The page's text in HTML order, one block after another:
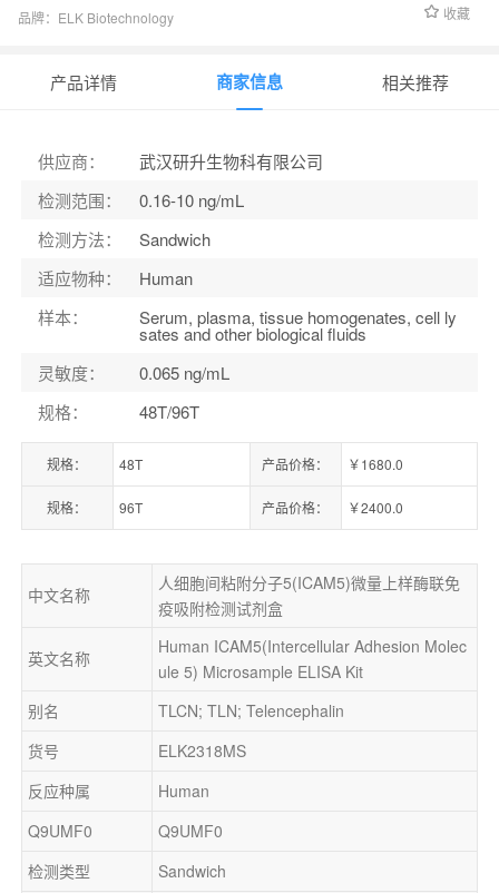
品牌： ELK Biotechnology
灵敏度：0.065 ng/mL
收藏
产品详情 商家信息 相关推荐
供应商：
武汉研升生物科有限公司
检测范围：
0.16-10 ng/mL
检测方法：
Sandwich
适应物种：
Human
样本： Serum, plasma, tissue homogenates, cell ly
sates and other biological fluids
灵敏度：
0.065 ng/mL
规格： 48T/96T
规格： 48T 产品价格： ￥1680.0
规格： 96T 产品价格： ￥2400.0
中文名称
人细胞间粘附分子5(ICAM5)微量上样酶联免
疫吸附检测试剂盒
英文名称
Human ICAM5(Intercellular Adhesion Molec
ule 5) Microsample ELISA Kit
别名
TLCN; TLN; Telencephalin
货号
ELK2318MS
反应种属
Human
Q9UMF0
Q9UMF0
检测类型
Sandwich